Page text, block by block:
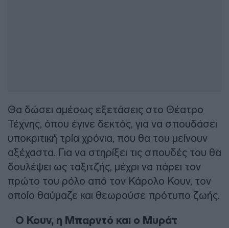
Θα δώσει αμέσως εξετάσεις στο Θέατρο
Τέχνης, όπου έγινε δεκτός, για να σπουδάσει
υποκριτική τρία χρόνια, που θα του μείνουν
αξέχαστα. Για να στηρίξει τις σπουδές του θα
δουλέψει ως ταξιτζής, μέχρι να πάρει τον
πρώτο του ρόλο από τον Κάρολο Κουν, τον
οποίο θαύμαζε και θεωρούσε πρότυπο ζωής.
Ο Κουν, η Μπαρντό και ο Μυράτ